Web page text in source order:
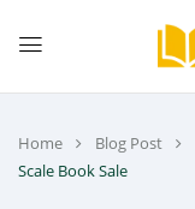
Home Blog Post
Scale Book Sale